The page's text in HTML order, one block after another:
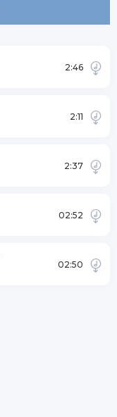
2:46
2:11
2:37
02:52
02:50